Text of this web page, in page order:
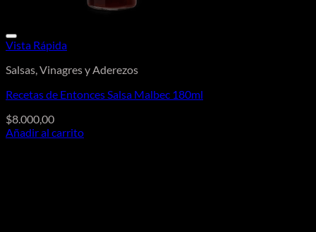
Vista Rápida
Salsas, Vinagres y Aderezos
Recetas de Entonces Salsa Malbec 180ml
$8.000,00
Añadir al carrito